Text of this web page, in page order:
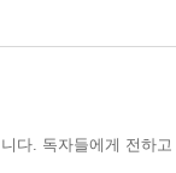
다. 독자들에게 전하